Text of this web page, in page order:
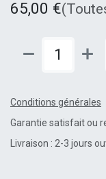
65,00 €
Conditions générales
Garantie satisfait ou
Livraison : 2-3 jours